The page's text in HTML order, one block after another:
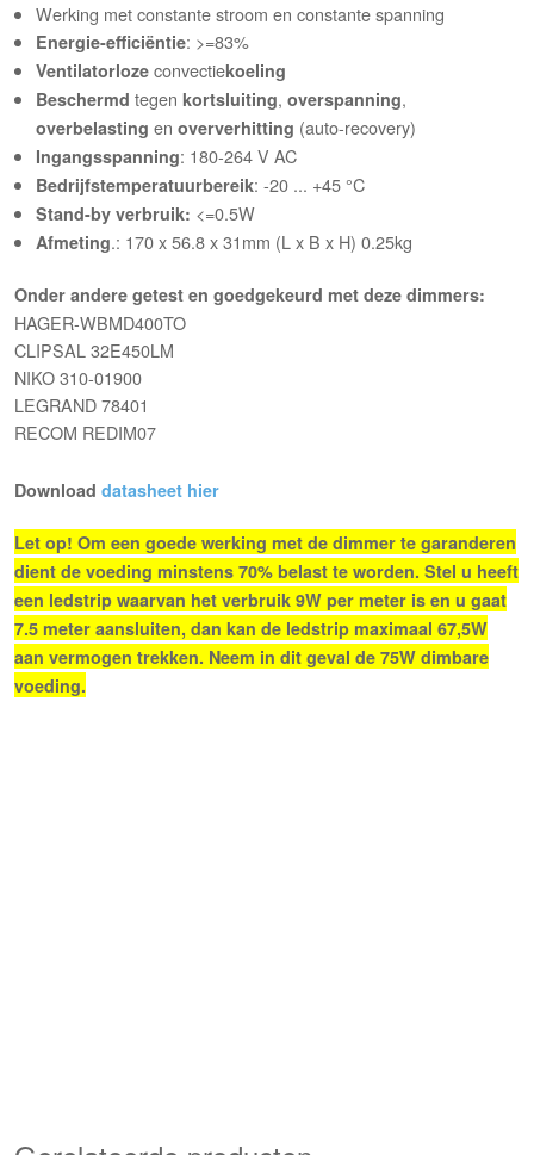
Werking met constante stroom en constante spanning
Energie-efficiëntie: >=83%
Ventilatorloze convectiekoeling
Beschermd tegenkortsluiting,overspanning,
overbelasting enoververhitting (auto-recovery)
Ingangsspanning: 180-264 V AC
Bedrijfstemperatuurbereik: -20 ... +45 °C
Stand-by verbruik: <=0.5W
Afmeting.: 170 x 56.8 x 31mm (L x B x H) 0.25kg
Onder andere getest en goedgekeurd met deze dimmers:
HAGER-WBMD400TO
CLIPSAL 32E450LM
NIKO 310-01900
LEGRAND 78401
RECOM REDIM07
Downloaddatasheet hier
Let op! Om een goede werking met de dimmer te garanderen
dient de voeding minstens 70% belast te worden. Stel u heeft
een ledstrip waarvan het verbruik 9W per meter is en u gaat
7.5 meter aansluiten, dan kan de ledstrip maximaal 67,5W
aan vermogen trekken. Neem in dit geval de 75W dimbare
voeding.